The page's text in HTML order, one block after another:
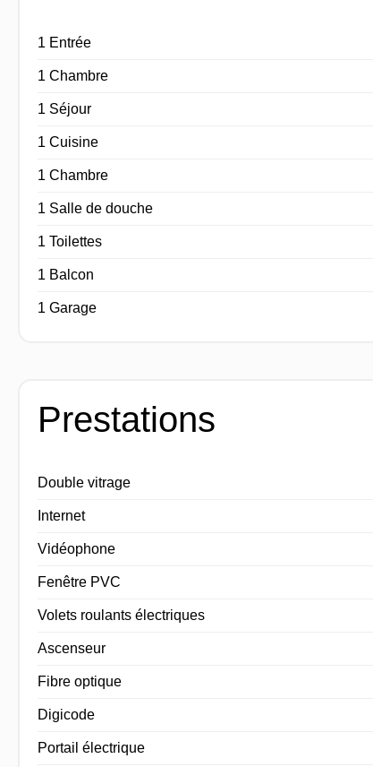
1 Entrée
1 Chambre
1 Séjour
1 Cuisine
1 Chambre
1 Salle de douche
1 Toilettes
1 Balcon
1 Garage
Prestations
Double vitrage
Internet
Vidéophone
Fenêtre PVC
Volets roulants électriques
Ascenseur
Fibre optique
Digicode
Portail électrique